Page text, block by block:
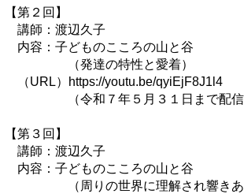
【第２回】
講師：渡辺久子
内容：子どものこころの山と谷
（発達の特性と愛着）
（URL）https://youtu.be/qyiEjF8J1l4
（令和７年５月３１日まで配信
【第３回】
講師：渡辺久子
内容：子どものこころの山と谷
（周りの世界に理解され響きあっ